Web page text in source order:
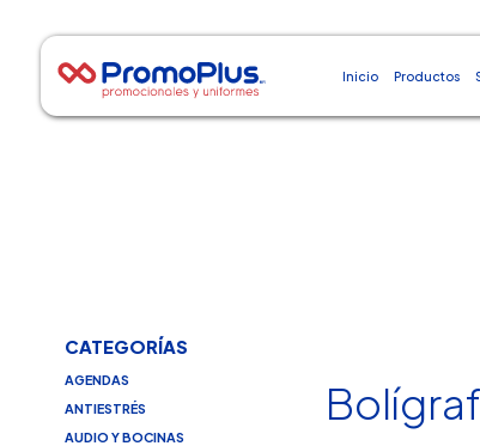
Inicio Productos
CATEGORÍAS
AGENDAS
ANTIESTRÉS
AUDIO Y BOCINAS